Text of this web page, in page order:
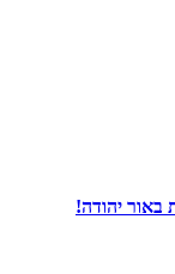
באור יהודה!